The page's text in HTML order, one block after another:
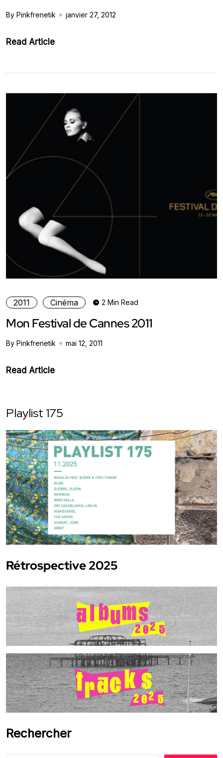
By Pinkfrenetik janvier 27, 2012
Read Article
2011 Cinéma 2 Min Read
Mon Festival de Cannes 2011
By Pinkfrenetik mai 12, 2011
Read Article
Playlist 175
Rétrospective 2025
Rechercher